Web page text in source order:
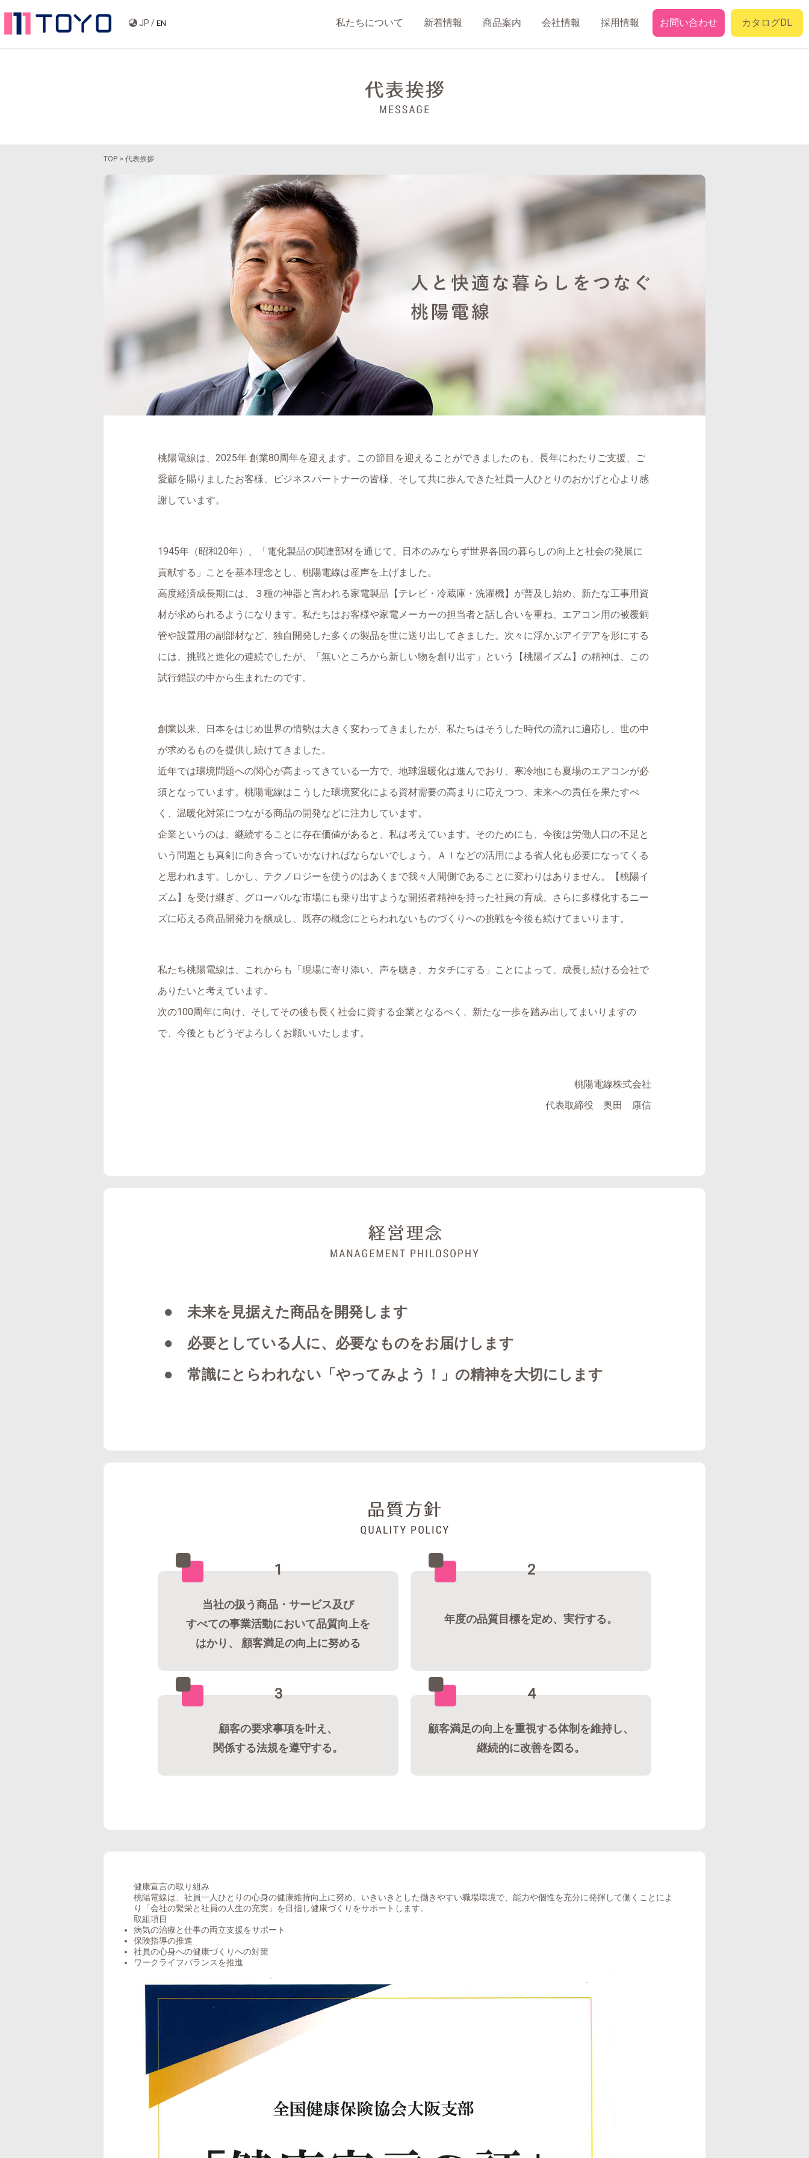
JP / EN 私たちについて 新着情報 商品案内 会社情報 採用情報 お問い合わせ カタログDL
TOP > 代表挨拶
桃陽電線は、2025年 創業80周年を迎えます。この節目を迎えることができましたのも、長年にわたりご支援、ご
愛顧を賜りましたお客様、ビジネスパートナーの皆様、そして共に歩んできた社員一人ひとりのおかげと心より感
謝しています。
1945年（昭和20年）、「電化製品の関連部材を通じて、日本のみならず世界各国の暮らしの向上と社会の発展に
貢献する」ことを基本理念とし、桃陽電線は産声を上げました。
高度経済成長期には、３種の神器と言われる家電製品【テレビ・冷蔵庫・洗濯機】が普及し始め、新たな工事用資
材が求められるようになります。私たちはお客様や家電メーカーの担当者と話し合いを重ね、エアコン用の被覆銅
管や設置用の副部材など、独自開発した多くの製品を世に送り出してきました。次々に浮かぶアイデアを形にする
には、挑戦と進化の連続でしたが、「無いところから新しい物を創り出す」という【桃陽イズム】の精神は、この
試行錯誤の中から生まれたのです。
創業以来、日本をはじめ世界の情勢は大きく変わってきましたが、私たちはそうした時代の流れに適応し、世の中
が求めるものを提供し続けてきました。
近年では環境問題への関心が高まってきている一方で、地球温暖化は進んでおり、寒冷地にも夏場のエアコンが必
須となっています。桃陽電線はこうした環境変化による資材需要の高まりに応えつつ、未来への責任を果たすべ
く、温暖化対策につながる商品の開発などに注力しています。
企業というのは、継続することに存在価値があると、私は考えています。そのためにも、今後は労働人口の不足と
いう問題とも真剣に向き合っていかなければならないでしょう。ＡＩなどの活用による省人化も必要になってくる
と思われます。しかし、テクノロジーを使うのはあくまで我々人間側であることに変わりはありません。【桃陽イ
ズム】を受け継ぎ、グローバルな市場にも乗り出すような開拓者精神を持った社員の育成、さらに多様化するニー
ズに応える商品開発力を醸成し、既存の概念にとらわれないものづくりへの挑戦を今後も続けてまいります。
私たち桃陽電線は、これからも「現場に寄り添い、声を聴き、カタチにする」ことによって、成長し続ける会社で
ありたいと考えています。
次の100周年に向け、そしてその後も長く社会に資する企業となるべく、新たな一歩を踏み出してまいりますの
で、今後ともどうぞよろしくお願いいたします。
桃陽電線株式会社
代表取締役 奥田 康信
● 未来を見据えた商品を開発します
● 必要としている人に、必要なものをお届けします
● 常識にとらわれない「やってみよう！」の精神を大切にします
1
当社の扱う商品・サービス及び
すべての事業活動において品質向上を
はかり、 顧客満足の向上に努める
2
年度の品質目標を定め、実行する。
3
顧客の要求事項を叶え、
関係する法規を遵守する。
4
顧客満足の向上を重視する体制を維持し、
継続的に改善を図る。
健康宣言の取り組み
桃陽電線は、社員一人ひとりの心身の健康維持向上に努め、いきいきとした働きやすい職場環境で、能力や個性を充分に発揮して働くことによ
り「会社の繫栄と社員の人生の充実」を目指し健康づくりをサポートします。
取組項目
病気の治療と仕事の両立支援をサポート
保険指導の推進
社員の心身への健康づくりへの対策
ワークライフバランスを推進